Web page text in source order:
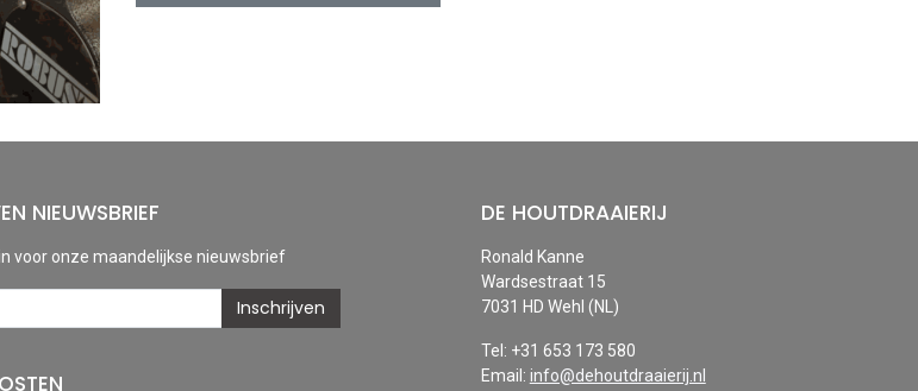
DE HOUTDRAAIERIJ
Ronald Kanne
Wardsestraat 15
7031 HD Wehl (NL)
Tel: +31 653 173 580
Email: info@dehoutdraaierij.nl
NIEUWSBRIEF
voor onze maandelijkse nieuwsbrief
Inschrijven